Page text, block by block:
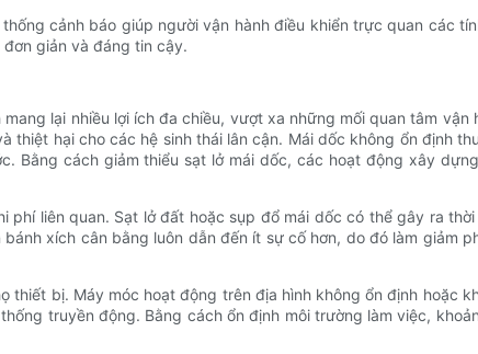
cảnh báo giúp người vận hành điều khiển trực quan các
giản và đáng tin cậy.
lại nhiều lợi ích đa chiều, vượt xa những mối quan tâm vận
hại cho các hệ sinh thái lân cận. Mái dốc không ổn định
Bằng cách giảm thiểu sạt lở mái dốc, các hoạt động xây
liên quan. Sạt lở đất hoặc sụp đổ mái dốc có thể gây ra
xích cân bằng luôn dẫn đến ít sự cố hơn, do đó làm giảm
bị. Máy móc hoạt động trên địa hình không ổn định hoặc
truyền động. Bằng cách ổn định môi trường làm việc,